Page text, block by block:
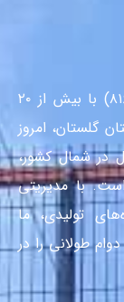
شرکت مفتول صنعت هیرکان (شماره ثبت: ۸۱۶۶) با بیش از ۲۰
گلستان، امروز
در شمال کشور،
با مدیریتی
تولیدی، ما
طولانی را در